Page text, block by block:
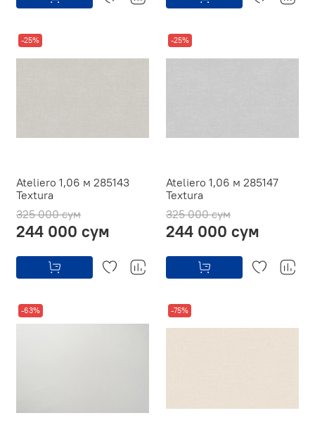
-25%
Ateliero 1,06 м 285143
Textura
325 000 сум
244 000 сум
-25%
Ateliero 1,06 м 285147
Textura
325 000 сум
244 000 сум
-63% -75%